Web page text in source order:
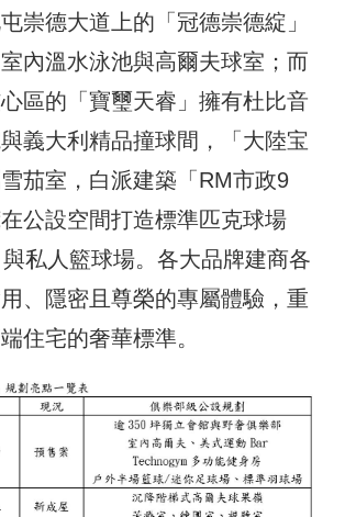
崇德大道上的「冠德崇德綻」
內溫水泳池與高爾夫球室；而
區的「寶璽天睿」擁有杜比音
義大利精品撞球間，「大陸宝
茄室，白派建築「RM市政9
公設空間打造標準匹克球場
與私人籃球場。各大品牌建商各
、隱密且尊榮的專屬體驗，重
住宅的奢華標準。